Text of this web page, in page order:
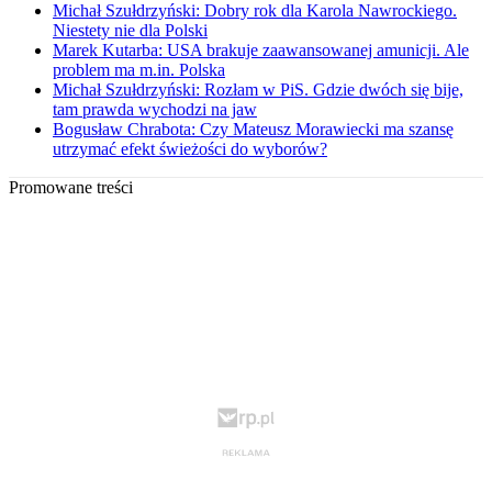
Michał Szułdrzyński: Dobry rok dla Karola Nawrockiego.
Niestety nie dla Polski
Marek Kutarba: USA brakuje zaawansowanej amunicji. Ale
problem ma m.in. Polska
Michał Szułdrzyński: Rozłam w PiS. Gdzie dwóch się bije,
tam prawda wychodzi na jaw
Bogusław Chrabota: Czy Mateusz Morawiecki ma szansę
utrzymać efekt świeżości do wyborów?
Promowane treści